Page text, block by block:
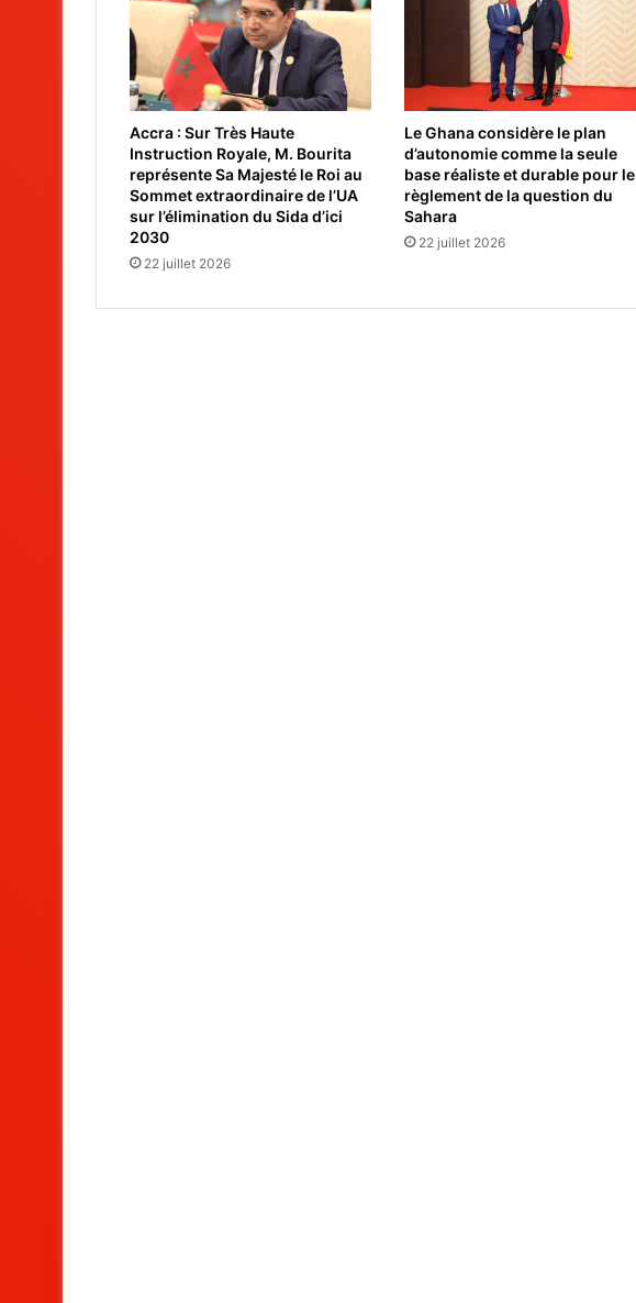
Accra : Sur Très Haute
Instruction Royale, M. Bourita
représente Sa Majesté le Roi au
Sommet extraordinaire de l’UA
sur l’élimination du Sida d’ici
2030
22 juillet 2026
Le Ghana considère le plan
d’autonomie comme la seule
base réaliste et durable pour le
règlement de la question du
Sahara
22 juillet 2026